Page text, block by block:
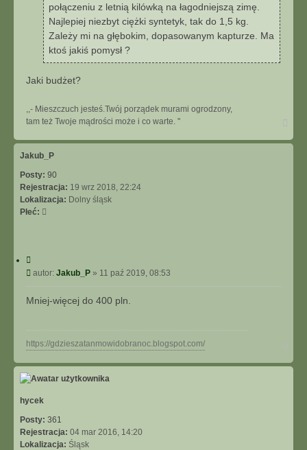
połączeniu z letnią kilówką na łagodniejszą zimę.
Najlepiej niezbyt ciężki syntetyk, tak do 1,5 kg.
Zależy mi na głębokim, dopasowanym kapturze. Ma
ktoś jakiś pomysł ?
Jaki budżet?
,,- Mieszczuch jesteś.Twój porządek murami ogrodzony,
tam też Twoje mądrości może i co warte. ''
g
Jakub_P
Posty: 90
Rejestracja: 19 wrz 2018, 22:24
Lokalizacja: Dolny śląsk
Płeć:
y
j
P
o
s
autor: Jakub_P » 11 paź 2019, 08:53
Mniej-więcej do 400 pln.
https://gdzieszatanmowidobranoc.blogspot.com/
g
hycek
Posty: 361
Rejestracja: 04 mar 2016, 14:20
Lokalizacja: Śląsk